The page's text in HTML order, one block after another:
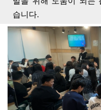
습니다.